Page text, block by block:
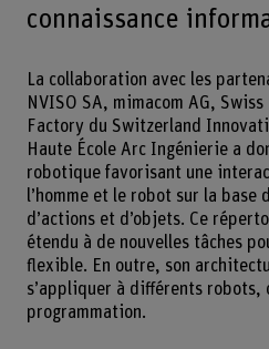
connaissance
La collaboration avec les
NVISO SA, mimacom AG,
Factory du Switzerland
Haute École Arc Ingénierie a
robotique favorisant une
l’homme et le robot sur la base
d’actions et d’objets. Ce
étendu à de nouvelles tâches
flexible. En outre, son
s’appliquer à différents robots,
programmation.